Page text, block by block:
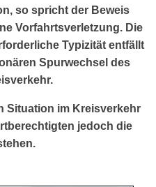
so spricht der Beweis
Vorfahrtsverletzung. Die
Typizität entfällt
Spurwechsel des
Situation im Kreisverkehr
jedoch die